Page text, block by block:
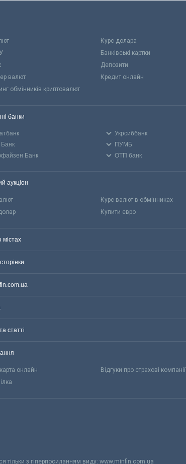
Курс долара
Банківські картки
Депозити
валют
Кредит онлайн
обмінників криптовалют
банки
Укрсиббанк
ПУМБ
Банк
ОТП банк
аукціон
Курс валют в обмінниках
Купити євро
містах
статті
онлайн Відгуки про страхові компанії
тільки з гіперпосиланням виду: www.minfin.com.ua